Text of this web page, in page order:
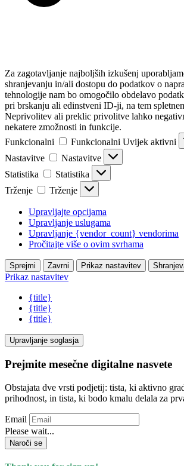
Za zagotavljanje najboljših izkušenj
shranjevanju in/ali dostopu do podatkov o
tehnologije nam bo omogočilo obdelavo
pri brskanju ali edinstveni ID-ji, na tem
Neprivolitev ali preklic privolitve lahko
nekatere zmožnosti in funkcije.
Funkcionalni
Funkcionalni Uvijek aktivni
Nastavitve
Nastavitve
Statistika
Statistika
Trženje
Trženje
Upravljajte opcijama
Upravljanje uslugama
Upravljanje {vendor_count} vendorima
Pročitajte više o ovim svrhama
Sprejmi Zavrni Prikaz nastavitev
Prikaz nastavitev
{title}
{title}
{title}
Upravljanje soglasja
Prejmite mesečne digitalne nasvete
Obstajata dve vrsti podjetij: tista, ki aktivno
prihodnost, in tista, ki bodo kmalu delala za
Email
Please wait...
Naroči se